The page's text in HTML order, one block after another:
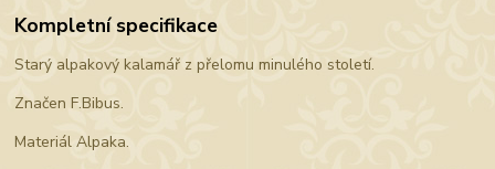
Kompletní specifikace
Starý alpakový kalamář z přelomu minulého století.
Značen F.Bibus.
Materiál Alpaka.